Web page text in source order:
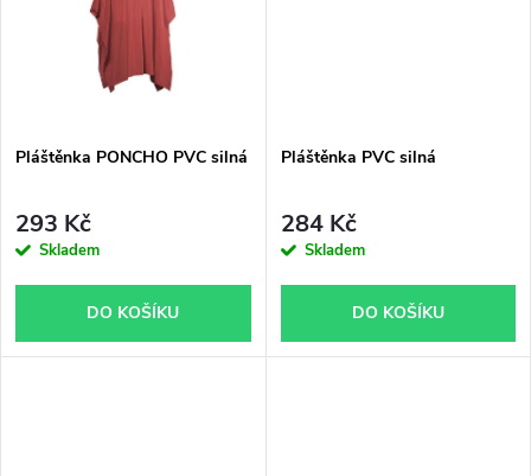
ů
Pláštěnka PONCHO PVC silná
293 Kč
Skladem
DO KOŠÍKU
Pláštěnka PVC silná
284 Kč
Skladem
DO KOŠÍKU